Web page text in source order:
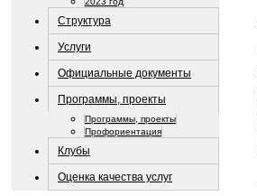
Структура
Услуги
Официальные документы
Программы, проекты
Программы, проекты
Профориентация
Клубы
Оценка качества услуг